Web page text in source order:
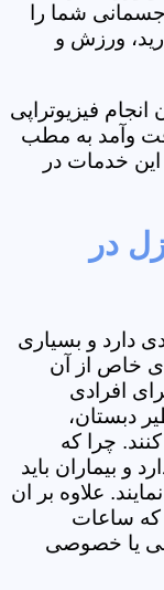
شما را
ورزش و
فیزیوتراپی
وآمد به مطب
خدمات در
در
دارد و بسیاری
خاص از آن
افرادی
دبستان،
چرا که
و بیماران باید
علاوه بر ان
که ساعات
یا خصوصی